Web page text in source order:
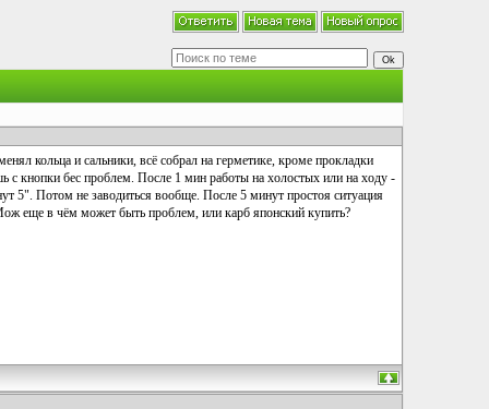
кольца и сальники, всё собрал на герметике, кроме прокладки
с кнопки бес проблем. После 1 мин работы на холостых или на ходу -
5". Потом не заводиться вообще. После 5 минут простоя ситуация
еще в чём может быть проблем, или карб японский купить?